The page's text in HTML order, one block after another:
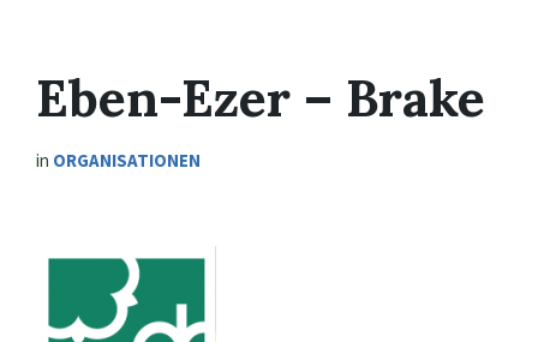
Eben-Ezer – Brake
in ORGANISATIONEN